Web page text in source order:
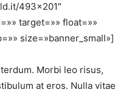
493×201″
target=»» float=»»
size=»banner_small»]
Morbi leo risus,
at eros. Nulla vitae